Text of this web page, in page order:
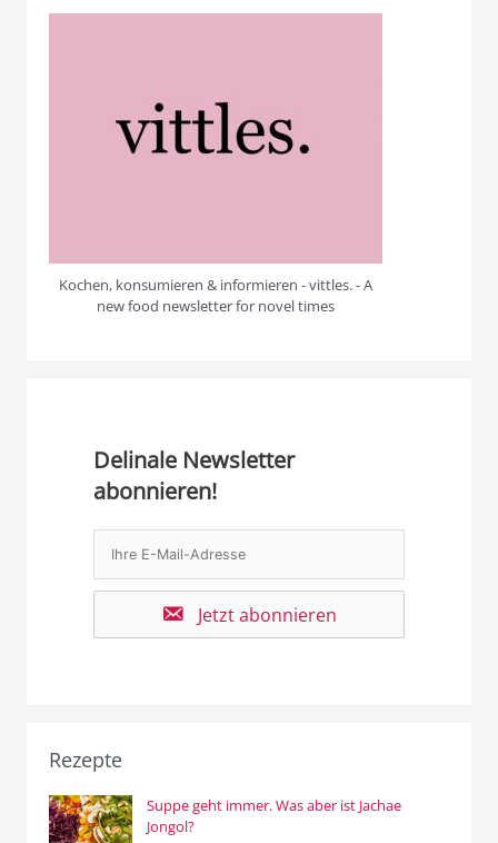
Kochen, konsumieren & informieren - vittles. - A
new food newsletter for novel times
Delinale Newsletter
abonnieren!
Jetzt abonnieren
Rezepte
Suppe geht immer. Was aber ist Jachae
Jongol?